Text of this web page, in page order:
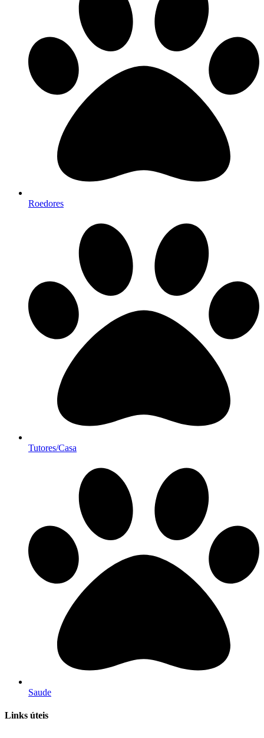
Roedores
Tutores/Casa
Saude
Links úteis